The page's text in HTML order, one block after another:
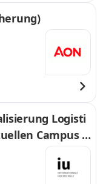
Logisti
Campus -